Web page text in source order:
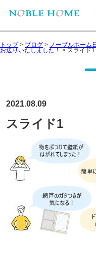
トップ> ブログ > ノーブルホーム
お送りいたしました！ > スライド1
2021.08.09
スライド1